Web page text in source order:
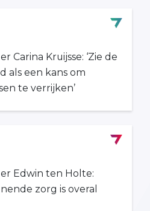
Carina Kruijsse: ‘Zie de
als een kans om
te verrijken’
Edwin ten Holte:
zorg is overal